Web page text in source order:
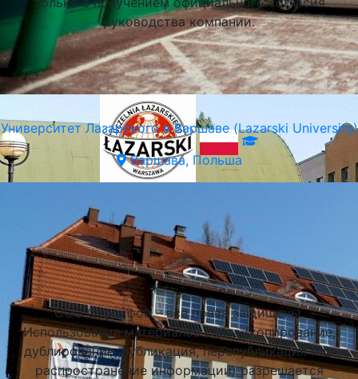
Университет Лазарского в Варшаве (Lazarski University)
Варшава, Польша
руководства компании.
Подобрать университет
ООО Стадифой – все права защищены.
Использование материалов сайта (копирование,
дублирование, публикация, перепубликация или
распространение информации) разрешается